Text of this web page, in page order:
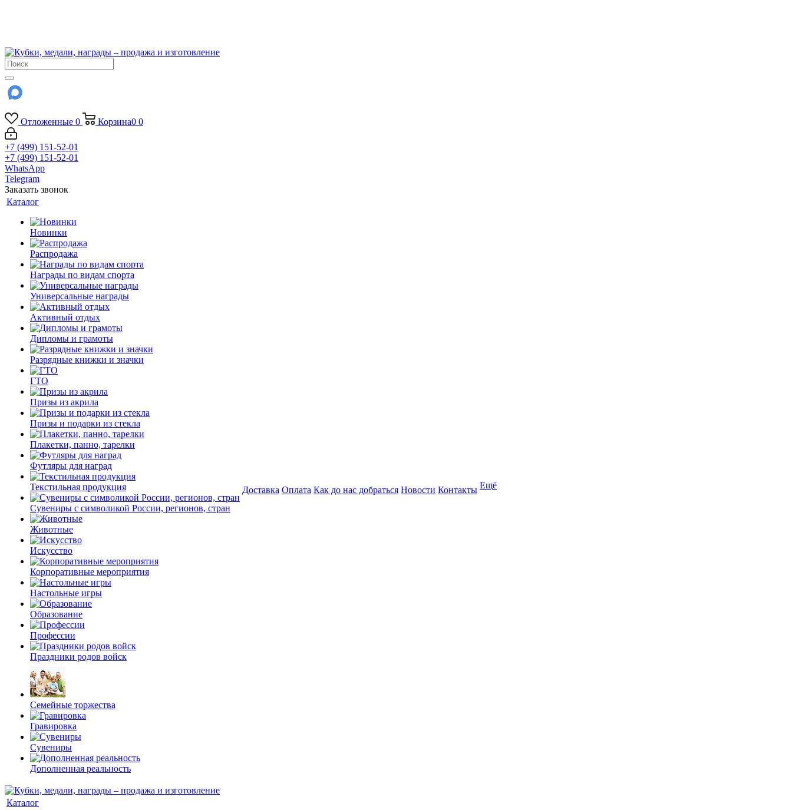
Отложенные 0 Корзина0 0
+7 (499) 151-52-01
+7 (499) 151-52-01
WhatsApp
Telegram
Заказать звонок
Каталог
Новинки
Распродажа
Награды по видам спорта
Универсальные награды
Активный отдых
Дипломы и грамоты
Разрядные книжки и значки
ГТО
Призы из акрила
Призы и подарки из стекла
Плакетки, панно, тарелки
Футляры для наград
Текстильная продукция
Сувениры с символикой России, регионов, стран
Животные
Искусство
Корпоративные мероприятия
Настольные игры
Образование
Профессии
Праздники родов войск
Семейные торжества
Гравировка
Сувениры
Дополненная реальность
Доставка Оплата Как до нас добраться Новости Контакты Ещё
Каталог